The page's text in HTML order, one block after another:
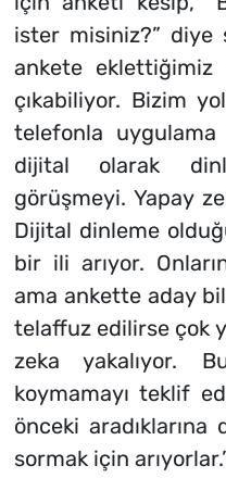
ister misiniz?” diye
ankete
çıkabiliyor. Bizim
telefonla uygulama
dijital olarak
görüşmeyi. Yapay
Dijital dinleme
bir ili arıyor.
ama ankette aday
telaffuz edilirse çok
zeka yakalıyor.
koymamayı teklif
önceki
sormak için